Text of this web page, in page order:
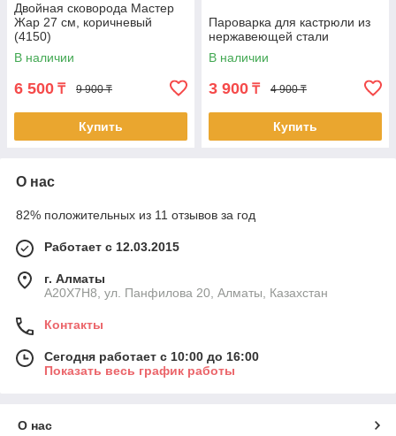
Двойная сковорода Мастер
Жар 27 см, коричневый
(4150)
В наличии
6 500 ₸ 9 900 ₸
Купить
Пароварка для кастрюли из
нержавеющей стали
В наличии
3 900 ₸ 4 900 ₸
Купить
О нас
82% положительных из 11 отзывов за год
Работает с 12.03.2015
г. Алматы
A20X7H8, ул. Панфилова 20, Алматы, Казахстан
Контакты
Сегодня работает с 10:00 до 16:00
Показать весь график работы
О нас